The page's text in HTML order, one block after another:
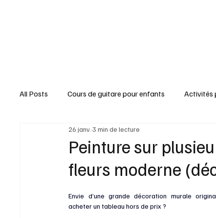
All Posts Cours de guitare pour enfants Activités
Brico & Déco Trucs & Astuces
Paroles & Chansons Fêtes & Gourmandises
Peinture sur
fleurs moderne
26 janv. 3 min de lecture
Envie d’une grande décoration murale
acheter un tableau hors de prix ?